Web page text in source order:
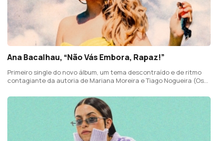
Ana Bacalhau, “Não Vás Embora, Rapaz!”
Primeiro single do novo álbum, um tema descontraído e de ritmo
contagiante da autoria de Mariana Moreira e Tiago Nogueira (Os